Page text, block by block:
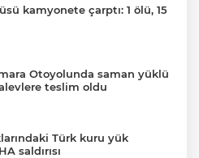
kamyonete çarptı: 1 ölü, 15
Otoyolunda saman yüklü
teslim oldu
Türk kuru yük
saldırısı